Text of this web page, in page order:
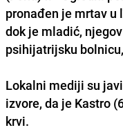
pronađen je mrtav u
dok je mladić,
psihijatrijsku
Lokalni mediji su
izvore, da je Kastro
krvi.